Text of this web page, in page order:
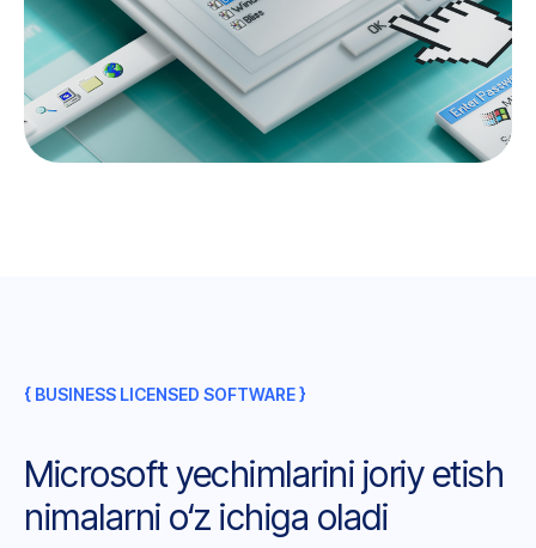
{ BUSINESS LICENSED SOFTWARE }
Microsoft yechimlarini joriy etish
nimalarni o‘z ichiga oladi